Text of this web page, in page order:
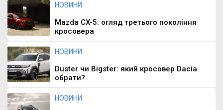
НОВИНИ
Mazda CX-5: огляд третього покоління
кросовера
НОВИНИ
Duster чи Bigster: який кросовер Dacia
обрати?
НОВИНИ